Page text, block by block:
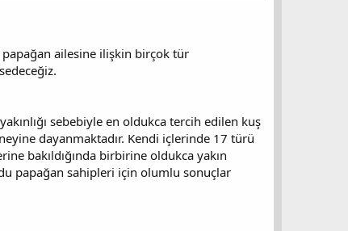
papağan ailesine ilişkin birçok tür
sebebiyle en oldukca tercih edilen kuş
dayanmaktadır. Kendi içlerinde 17 türü
bakıldığında birbirine oldukca yakın
papağan sahipleri için olumlu sonuçlar